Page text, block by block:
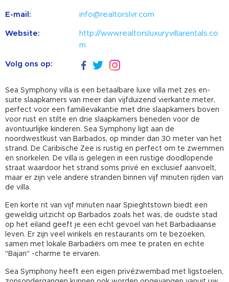
E-mail: info@realtorslvr.com
Website:
http://www.realtorsluxuryvillarentals.co
m
Volg ons op:
Sea Symphony villa is een betaalbare luxe villa met zes en-
suite slaapkamers van meer dan vijfduizend vierkante meter,
perfect voor een familievakantie met drie slaapkamers boven
voor rust en stilte en drie slaapkamers beneden voor de
avontuurlijke kinderen. Sea Symphony ligt aan de
noordwestkust van Barbados, op minder dan 30 meter van het
strand. De Caribische Zee is rustig en perfect om te zwemmen
en snorkelen. De villa is gelegen in een rustige doodlopende
straat waardoor het strand soms privé en exclusief aanvoelt,
maar er zijn vele andere stranden binnen vijf minuten rijden van
de villa.
Een korte rit van vijf minuten naar Spieghtstown biedt een
geweldig uitzicht op Barbados zoals het was, de oudste stad
op het eiland geeft je een echt gevoel van het Barbadiaanse
leven. Er zijn veel winkels en restaurants om te bezoeken,
samen met lokale Barbadiërs om mee te praten en echte
"Bajan" -charme te ervaren.
Sea Symphony heeft een eigen privézwembad met ligstoelen,